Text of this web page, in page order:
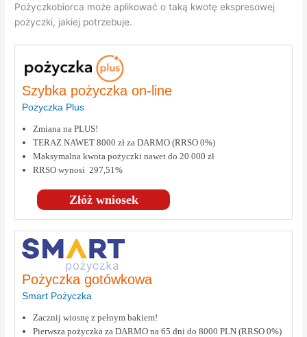
Pożyczkobiorca może aplikować o taką kwotę ekspresowej
pożyczki, jakiej potrzebuje.
Szybka pożyczka on-line
Pożyczka Plus
Złóż wniosek
Zmiana na PLUS!
TERAZ NAWET 8000 zł za DARMO (RRSO 0%)
Maksymalna kwota pożyczki nawet do 20 000 zł
RRSO wynosi 297,51%
Pożyczka gotówkowa
Smart Pożyczka
Zacznij wiosnę z pełnym bakiem!
Pierwsza pożyczka za DARMO na 65 dni do 8000 PLN (RRSO 0%)